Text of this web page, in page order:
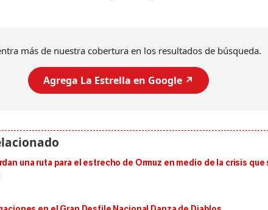
más de nuestra cobertura en los resultados de búsqueda.
Agrega La Estrella en Google ↗️
una ruta para el estrecho de Ormuz en medio de la crisis que
al sur de Japón,